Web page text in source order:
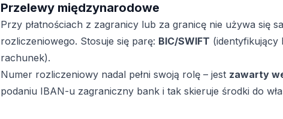
Przelewy międzynarodowe
Przy płatnościach z zagranicy lub za granicę nie używa się
rozliczeniowego. Stosuje się parę: BIC/SWIFT (identyfikujący
rachunek).
Numer rozliczeniowy nadal pełni swoją rolę – jest zawarty
podaniu IBAN-u zagraniczny bank i tak skieruje środki do